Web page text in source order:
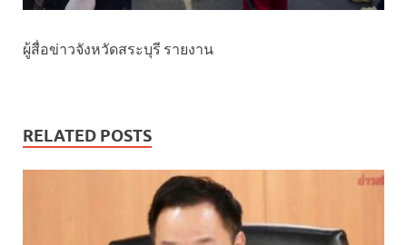
ผู้สื่อข่าวจังหวัดสระบุรี รายงาน
RELATED POSTS